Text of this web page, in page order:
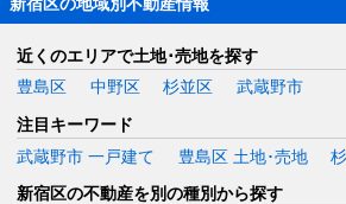
新宿区の地域別不動産情報
近くのエリアで土地･売地を探す
豊島区
中野区 杉並区 武蔵野市
注目キーワード
武蔵野市 一戸建て
豊島区 土地･売地
新宿区の不動産を別の種別から探す